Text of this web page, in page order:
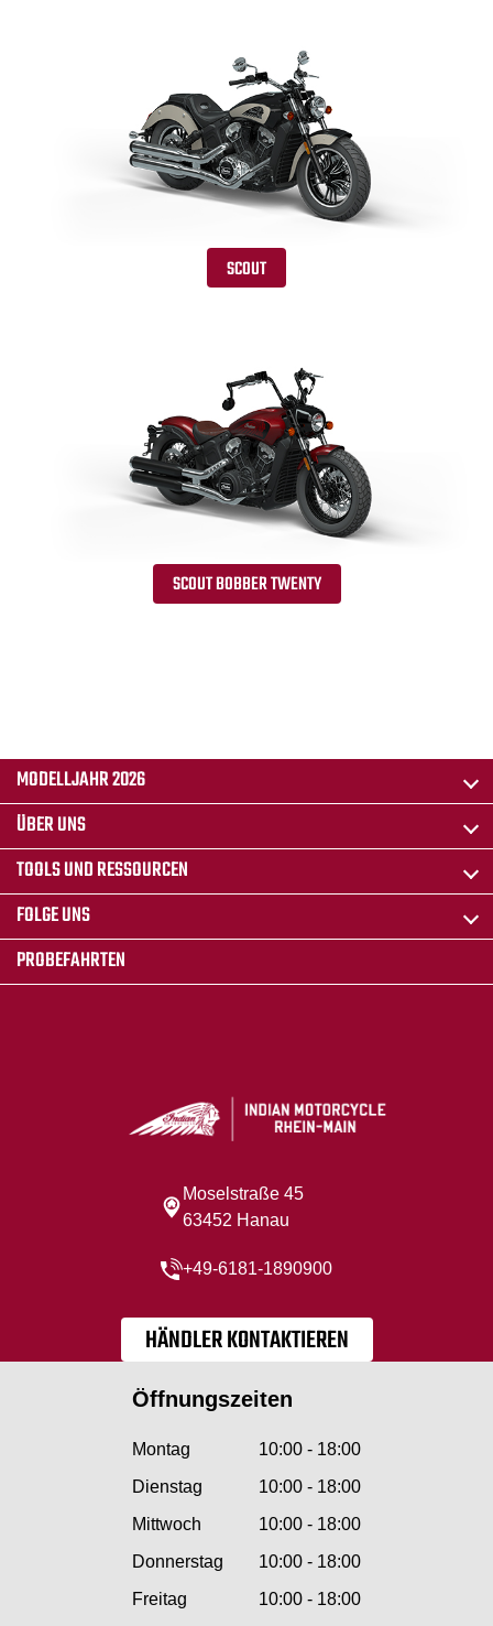
SCOUT
SCOUT BOBBER TWENTY
MODELLJAHR 2026
ÜBER UNS
TOOLS UND RESSOURCEN
FOLGE UNS
PROBEFAHRTEN
Moselstraße 45
63452 Hanau
+49-6181-1890900
HÄNDLER KONTAKTIEREN
Öffnungszeiten
Montag
10:00 - 18:00
Dienstag
10:00 - 18:00
Mittwoch
10:00 - 18:00
Donnerstag
10:00 - 18:00
Freitag
10:00 - 18:00